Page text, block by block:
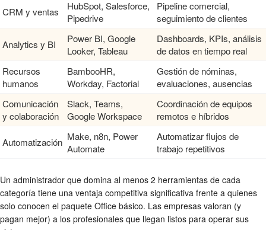
CRM y ventas
HubSpot, Salesforce,
Pipedrive
Pipeline comercial,
seguimiento de clientes
Analytics y BI
Power BI, Google
Looker, Tableau
Dashboards, KPIs, análisis
de datos en tiempo real
Recursos
humanos
BambooHR,
Workday, Factorial
Gestión de nóminas,
evaluaciones, ausencias
Comunicación
y colaboración
Slack, Teams,
Google Workspace
Coordinación de equipos
remotos e híbridos
Automatización Make, n8n, Power
Automate
Automatizar flujos de
trabajo repetitivos
Un administrador que domina al menos 2 herramientas de cada
categoría tiene una ventaja competitiva significativa frente a quienes
solo conocen el paquete Office básico. Las empresas valoran (y
pagan mejor) a los profesionales que llegan listos para operar sus